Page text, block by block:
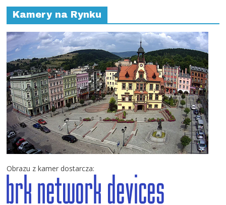
Kamery na Rynku
Obrazu z kamer dostarcza: